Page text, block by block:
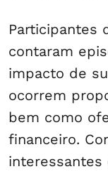
Participantes
contaram
impacto de
ocorrem
bem como
financeiro.
interessantes